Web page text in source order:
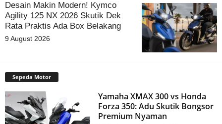
Desain Makin Modern! Kymco
Agility 125 NX 2026 Skutik Dek
Rata Praktis Ada Box Belakang
9 August 2026
Sepeda Motor
Yamaha XMAX 300 vs Honda
Forza 350: Adu Skutik Bongsor
Premium Nyaman